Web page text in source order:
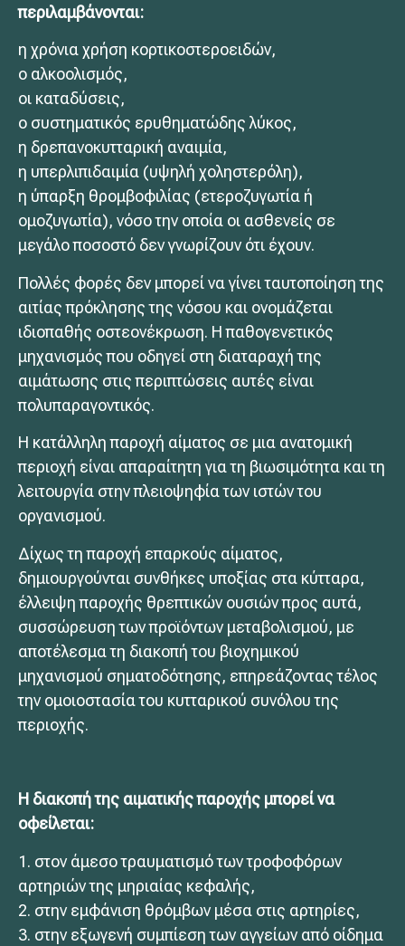
περιλαμβάνονται:
η χρόνια χρήση κορτικοστεροειδών,
ο αλκοολισμός,
οι καταδύσεις,
ο συστηματικός ερυθηματώδης λύκος,
η δρεπανοκυτταρική αναιμία,
η υπερλιπιδαιμία (υψηλή χοληστερόλη),
η ύπαρξη θρομβοφιλίας (ετεροζυγωτία ή
ομοζυγωτία), νόσο την οποία οι ασθενείς σε
μεγάλο ποσοστό δεν γνωρίζουν ότι έχουν.
Πολλές φορές δεν μπορεί να γίνει ταυτοποίηση της
αιτίας πρόκλησης της νόσου και ονομάζεται
ιδιοπαθής οστεονέκρωση. Η παθογενετικός
μηχανισμός που οδηγεί στη διαταραχή της
αιμάτωσης στις περιπτώσεις αυτές είναι
πολυπαραγοντικός.
Η κατάλληλη παροχή αίματος σε μια ανατομική
περιοχή είναι απαραίτητη για τη βιωσιμότητα και τη
λειτουργία στην πλειοψηφία των ιστών του
οργανισμού.
Δίχως τη παροχή επαρκούς αίματος,
δημιουργούνται συνθήκες υποξίας στα κύτταρα,
έλλειψη παροχής θρεπτικών ουσιών προς αυτά,
συσσώρευση των προϊόντων μεταβολισμού, με
αποτέλεσμα τη διακοπή του βιοχημικού
μηχανισμού σηματοδότησης, επηρεάζοντας τέλος
την ομοιοστασία του κυτταρικού συνόλου της
περιοχής.
Η διακοπή της αιματικής παροχής μπορεί να
οφείλεται:
1. στον άμεσο τραυματισμό των τροφοφόρων
αρτηριών της μηριαίας κεφαλής,
2. στην εμφάνιση θρόμβων μέσα στις αρτηρίες,
3. στην εξωγενή συμπίεση των αγγείων από οίδημα